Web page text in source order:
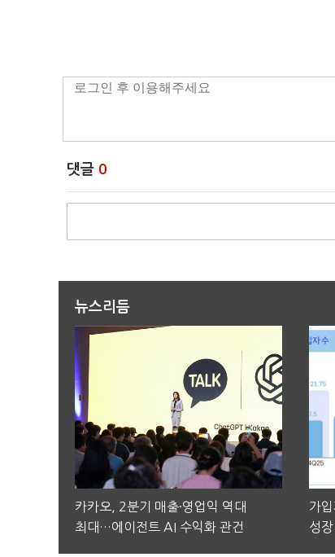
댓글 0
뉴스리듬
카카오, 2분기 매출·영업익 역대
최대…에이전트 AI 수익화 관건
가
성